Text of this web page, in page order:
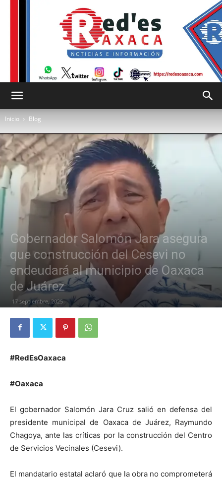
es
Oaxaca
Inicio Blog
Gobernador Salomón Jara asegura
que construcción del Cesevi no
endeudará al municipio de Oaxaca
de Juárez
17 septiembre, 2025
#RedEsOaxaca
#Oaxaca
El gobernador Salomón Jara Cruz salió en defensa del
presidente municipal de Oaxaca de Juárez, Raymundo
Chagoya, ante las críticas por la construcción del Centro
de Servicios Vecinales (Cesevi).
El mandatario estatal aclaró que la obra no comprometerá